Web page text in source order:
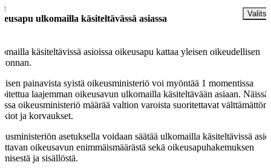
ulkomailla käsiteltävässä asiassa
käsiteltävissä asioissa oikeusapu kattaa yleisen oikeudellisen
painavista syistä oikeusministeriö voi myöntää 1 momentissa
laajemman oikeusavun ulkomailla käsiteltävään asiaan. Näissä
oikeusministeriö määrää valtion varoista suoritettavat
ja korvaukset.
asetuksella voidaan säätää ulkomailla käsiteltävissä
oikeusavun enimmäismäärästä sekä oikeusapuhakemuksen
ja sisällöstä.